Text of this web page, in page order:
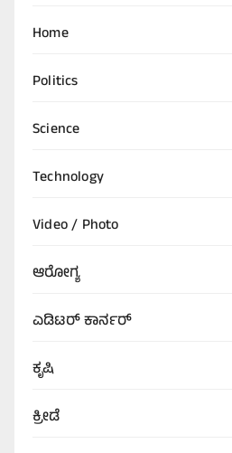
Home
Politics
Science
Technology
Video / Photo
ಆರೋಗ್ಯ
ಎಡಿಟರ್‌ ಕಾರ್ನರ್
ಕೃಷಿ
ಕ್ರೀಡೆ